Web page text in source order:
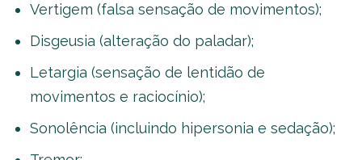
Vertigem (falsa sensação de movimentos);
Disgeusia (alteração do paladar);
Letargia (sensação de lentidão de
movimentos e raciocínio);
Sonolência (incluindo hipersonia e sedação);